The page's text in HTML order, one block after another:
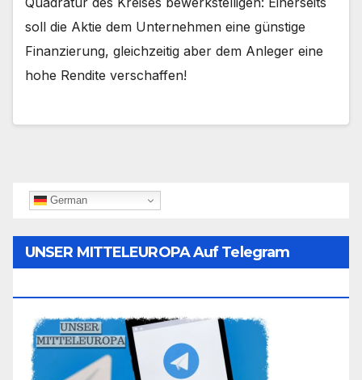
soll die Aktie dem Unternehmen eine günstige
Finanzierung, gleichzeitig aber dem Anleger eine
hohe Rendite verschaffen!
German
UNSER MITTELEUROPA Auf Telegram